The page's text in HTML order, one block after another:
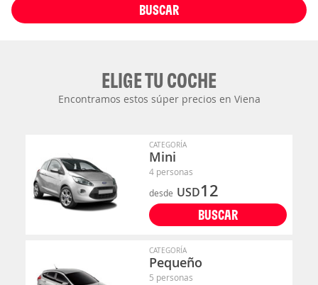
BUSCAR
ELIGE TU COCHE
Encontramos estos súper precios en Viena
CATEGORÍA
Mini
4 personas
desde USD12
BUSCAR
CATEGORÍA
Pequeño
5 personas